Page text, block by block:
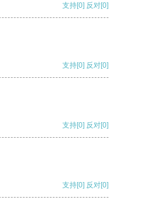
支持[0] 反对[0]
支持[0] 反对[0]
支持[0] 反对[0]
支持[0] 反对[0]